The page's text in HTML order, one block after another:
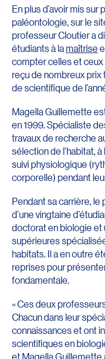
En plus d’avoir mis sur
paléontologie, sur le
professeur Cloutier a
étudiants à lamaîtrise
compter celles et ceux
reçu de nombreux prix
de scientifique de
Magella Guillemette
en 1999. Spécialiste
travaux de recherche
sélection de l’habitat,
suivi physiologique
corporelle) pendant
Pendant sa carrière,
d’une vingtaine
doctorat en biologie et
supérieures
habitats. Il a en outre
reprises pour
fondamentale.
« Ces deux
Chacun dans leur
connaissances et ont
scientifiques en
et Magella Guillemette